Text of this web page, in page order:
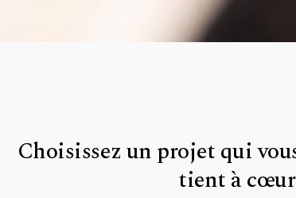
Choisissez un projet qui
tient à